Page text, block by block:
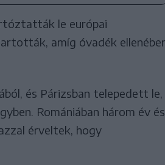
le európai
amíg óvadék
és Párizsban telepedett le,
Romániában három év és
érveltek, hogy